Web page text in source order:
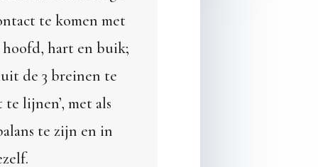
te komen met
hart en buik;
de 3 breinen te
lijnen’, met als
te zijn en in